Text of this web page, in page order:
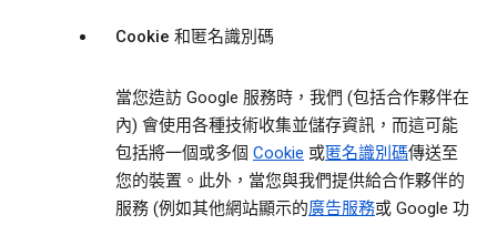
Cookie 和匿名識別碼
當您造訪 Google 服務時，我們 (包括合作夥伴在
內) 會使用各種技術收集並儲存資訊，而這可能
包括將一個或多個 Cookie 或匿名識別碼傳送至
您的裝置。此外，當您與我們提供給合作夥伴的
服務 (例如其他網站顯示的廣告服務或 Google 功